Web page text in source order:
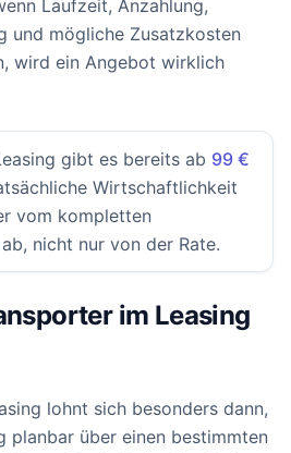
Laufzeit, Anzahlung,
und mögliche Zusatzkosten
wird ein Angebot wirklich
gibt es bereits ab 99 €
Wirtschaftlichkeit
vom kompletten
nicht nur von der Rate.
im Leasing
lohnt sich besonders dann,
planbar über einen bestimmten